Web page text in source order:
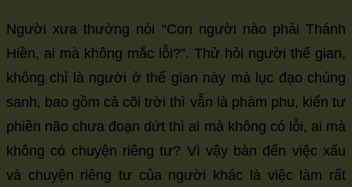
Người xưa thường nói “Con người nào phải Thánh
Hiền, ai mà không mắc lỗi?”. Thử hỏi người thế gian,
không chỉ là người ở thế gian này mà lục đạo chúng
sanh, bao gồm cả cõi trời thì vẫn là phàm phu, kiến tư
phiền não chưa đoạn dứt thì ai mà không có lỗi, ai mà
không có chuyện riêng tư? Vì vậy bàn đến việc xấu
và chuyện riêng tư của người khác là việc làm rất